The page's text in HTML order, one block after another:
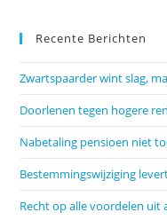
Recente Berichten
Zwartspaarder wint slag,
Doorlenen tegen hogere
Nabetaling pensioen niet
Bestemmingswijziging
Recht op alle voordelen uit